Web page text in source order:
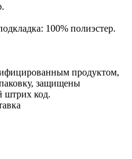
100% полиэстер.
продуктом,
защищены
штрих код.